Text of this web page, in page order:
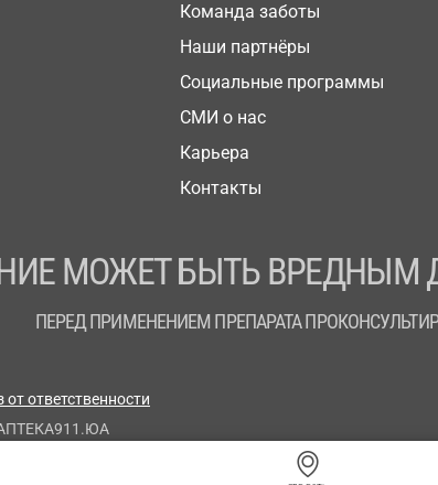
Команда заботы
Наши партнёры
Социальные программы
СМИ о нас
Карьера
Контакты
МОЖЕТ БЫТЬ ВРЕДНЫМ
ПЕРЕД ПРИМЕНЕНИЕМ ПРЕПАРАТА
от ответственности
АПТЕКА911.ЮА